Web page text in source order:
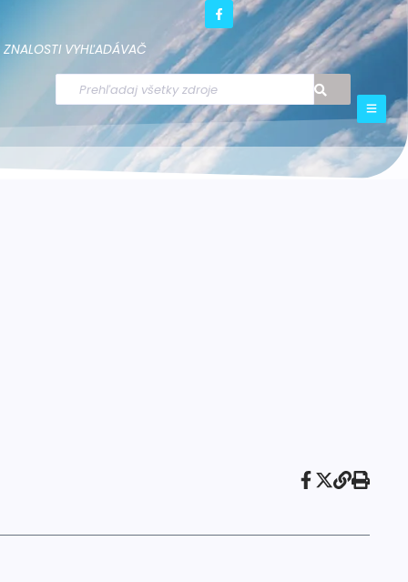
ZNALOSTI VYHĽADÁVAČ